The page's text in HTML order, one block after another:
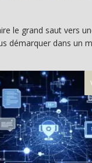
le grand saut vers
démarquer dans un